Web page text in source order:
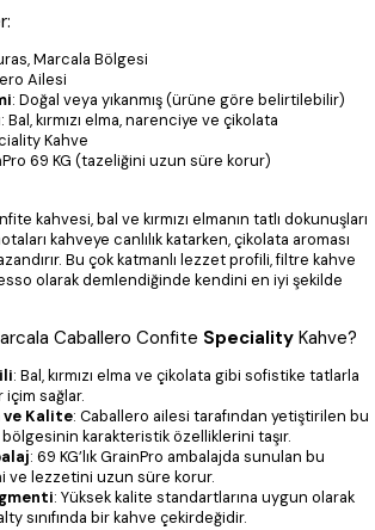
Marcala Bölgesi
Ailesi
: Doğal veya yıkanmış (ürüne göre belirtilebilir)
: Bal, kırmızı elma, narenciye ve çikolata
Kahve
69 KG (tazeliğini uzun süre korur)
kahvesi, bal ve kırmızı elmanın tatlı dokunuşları
kahveye canlılık katarken, çikolata aroması
Bu çok katmanlı lezzet profili, filtre kahve
olarak demlendiğinde kendini en iyi şekilde
Caballero Confite Speciality Kahve?
: Bal, kırmızı elma ve çikolata gibi sofistike tatlarla
içim sağlar.
ve Kalite: Caballero ailesi tarafından yetiştirilen bu
karakteristik özelliklerini taşır.
: 69 KG’lık GrainPro ambalajda sunulan bu
ve lezzetini uzun süre korur.
: Yüksek kalite standartlarına uygun olarak
sınıfında bir kahve çekirdeğidir.